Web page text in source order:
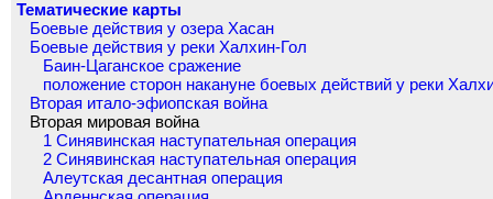
Тематические карты
Боевые действия у озера Хасан
Боевые действия у реки Халхин-Гол
Баин-Цаганское сражение
положение сторон накануне боевых действий у реки
Вторая итало-эфиопская война
Вторая мировая война
1 Синявинская наступательная операция
2 Синявинская наступательная операция
Алеутская десантная операция